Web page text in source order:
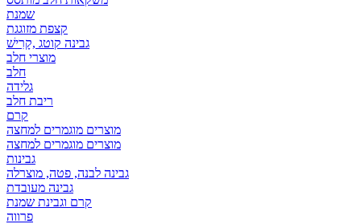
שמנת
קצפת מזוגגת
גבינה קוטג ,קָרִישׁ
מוצרי חלב
חלב
גלידה
ריבת חלב
קרם
מוצרים מוגמרים למחצה
מוצרים מוגמרים למחצה
גבינות
גבינה לבנה, פטה, מוצרלה
גבינה מעובדת
קרם וגבינת שמנת
פרווה